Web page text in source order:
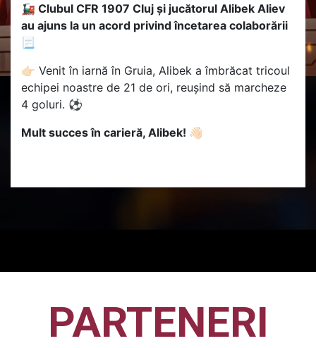
🚂 Clubul CFR 1907 Cluj și jucătorul Alibek Aliev
au ajuns la un acord privind încetarea colaborării
📃
👉🏻 Venit în iarnă în Gruia, Alibek a îmbrăcat tricoul
echipei noastre de 21 de ori, reușind să marcheze
4 goluri. ⚽
Mult succes în carieră, Alibek! 👋🏻
PARTENERI